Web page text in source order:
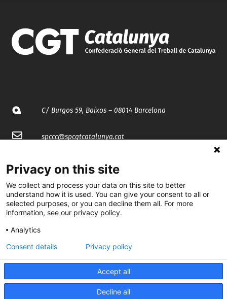
C/ Burgos 59, Baixos – 08014 Barcelona
spccc@spcgtcatalunya.cat
@CGTCatalunya
cgtcatalunya
CGTCatalunya
cgtcatalunya
Desenvolupat per
Privacy on this site
We collect and process your data on this site to better
understand how it is used. You can give your consent to all or
selected purposes, or you can decline them all. For more
information, see our privacy policy.
Analytics
Accept all
Decline all
Consent details Privacy policy